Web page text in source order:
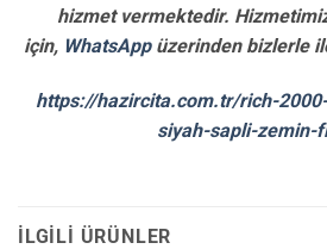
hizmet vermektedir.
için, WhatsAppüzerinden bizlerle
https://hazircita.com.tr/rich-
siyah-sapli-zemin-
İLGILI ÜRÜNLER